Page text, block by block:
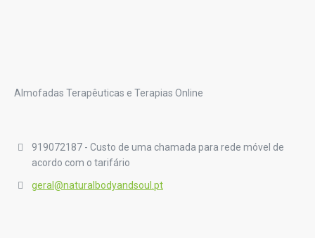
Almofadas Terapêuticas e Terapias Online
919072187 - Custo de uma chamada para rede móvel de
acordo com o tarifário
geral@naturalbodyandsoul.pt